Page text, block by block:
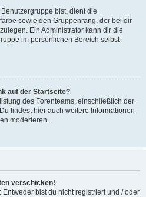
bist, dient die
sowie den Gruppenrang, der bei dir
Ein Administrator kann dir die
im persönlichen Bereich selbst
auf der Startseite?
des Forenteams, einschließlich der
findest hier auch weitere Informationen
moderieren.
verschicken!
bist du nicht registriert und / oder